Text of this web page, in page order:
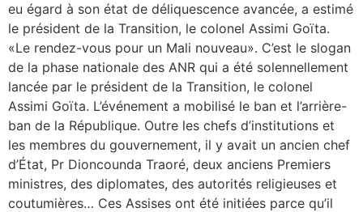
eu égard à son état de déliquescence avancée, a estimé
le président de la Transition, le colonel Assimi Goïta.
«Le rendez-vous pour un Mali nouveau». C’est le slogan
de la phase nationale des ANR qui a été solennellement
lancée par le président de la Transition, le colonel
Assimi Goïta. L’événement a mobilisé le ban et l’arrière-
ban de la République. Outre les chefs d’institutions et
les membres du gouvernement, il y avait un ancien chef
d’État, Pr Dioncounda Traoré, deux anciens Premiers
ministres, des diplomates, des autorités religieuses et
coutumières… Ces Assises ont été initiées parce qu’il